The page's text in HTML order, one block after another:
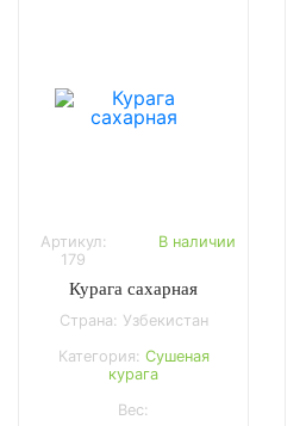
Артикул:
179
В наличии
Курага сахарная
Страна: Узбекистан
Категория: Сушеная
курага
Вес: